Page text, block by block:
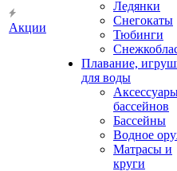
Акции
Ледянки
Снегокаты
Тюбинги
Плавание,
для воды
бассейнов
Бассейны
Водное
Матрасы и
круги